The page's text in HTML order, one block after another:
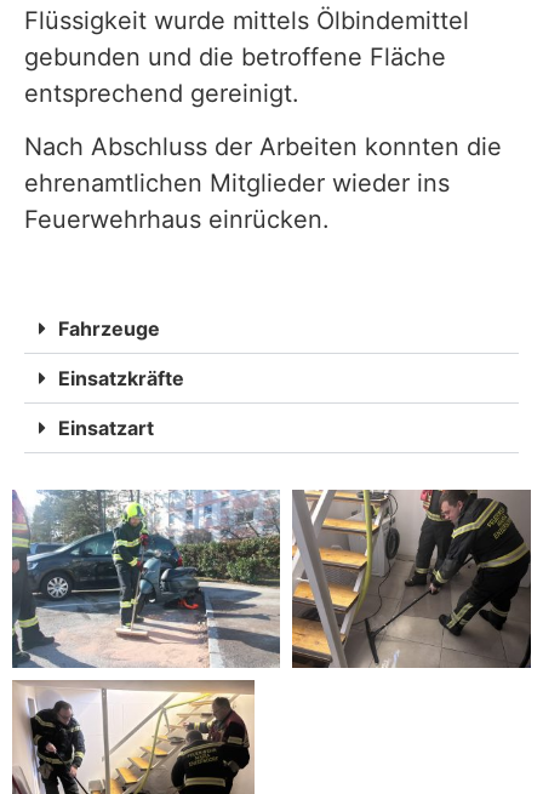
Flüssigkeit wurde mittels Ölbindemittel
gebunden und die betroffene Fläche
entsprechend gereinigt.
Nach Abschluss der Arbeiten konnten die
ehrenamtlichen Mitglieder wieder ins
Feuerwehrhaus einrücken.
Fahrzeuge
Einsatzkräfte
Einsatzart